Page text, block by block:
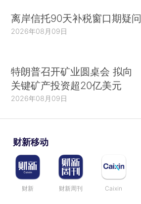
离岸信托90天补税窗口期疑问
2026年08月09日
特朗普召开矿业圆桌会 拟向
关键矿产投资超20亿美元
2026年08月09日
财新移动
财新 财新周刊 Caixin